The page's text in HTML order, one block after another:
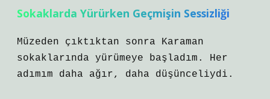
Sokaklarda Yürürken Geçmişin Sessizliği
Müzeden çıktıktan sonra Karaman
sokaklarında yürümeye başladım. Her
adımım daha ağır, daha düşünceliydi.